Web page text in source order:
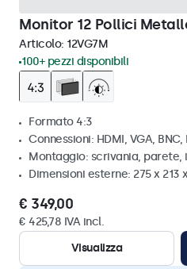
Monitor 12 Pollici
Articolo: 12VG7M
100+ pezzi disponibili
Formato 4:3
Connessioni: HDMI, VGA, BNC,
Montaggio: scrivania, parete,
Dimensioni esterne: 275 x 213
€ 349,00
€ 425,78 IVA incl.
Visualizza